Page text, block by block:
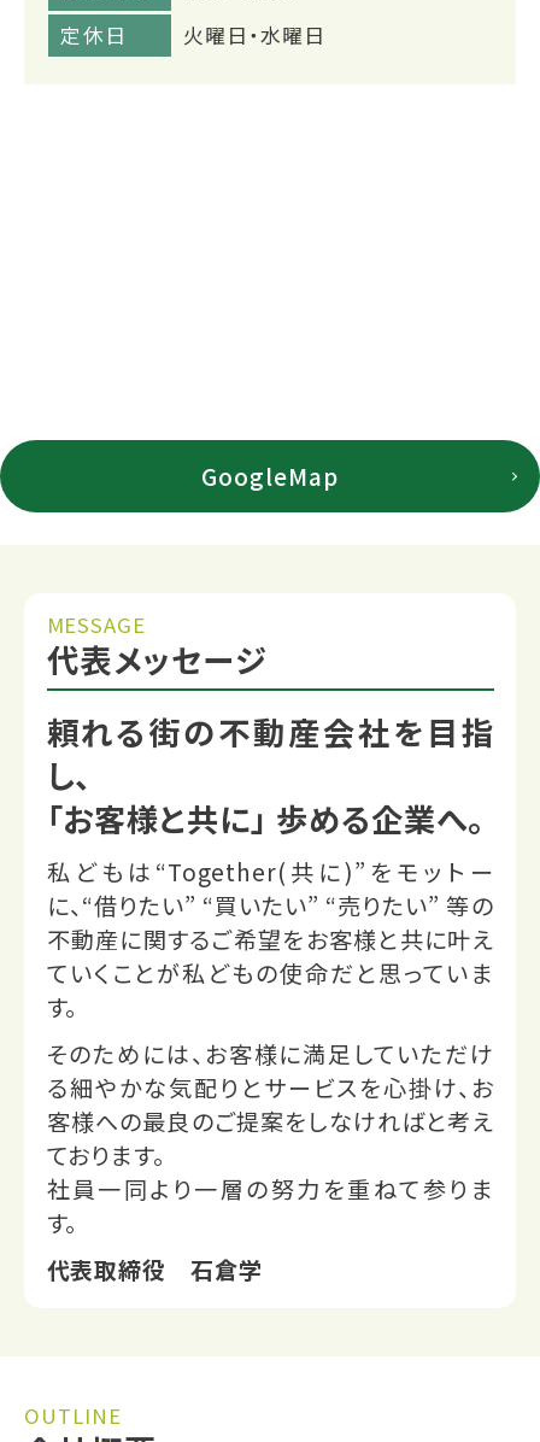
定休日
火曜日・水曜日
GoogleMap
MESSAGE
代表メッセージ
頼れる街の不動産会社を目指
し、
「お客様と共に」 歩める企業へ。
私どもは“Together(共に)”をモットー
に、“借りたい” “買いたい” “売りたい” 等の
不動産に関するご希望をお客様と共に叶え
ていくことが私どもの使命だと思っていま
す。
そのためには、お客様に満足していただけ
る細やかな気配りとサービスを心掛け、お
客様への最良のご提案をしなければと考え
ております。
社員一同より一層の努力を重ねて参りま
す。
代表取締役 石倉学
OUTLINE